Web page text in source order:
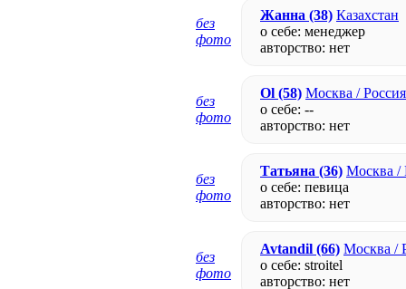
без
фото
Жанна (38) Казахстан
о себе: менеджер
авторство: нет
без
фото
Ol (58) Москва / Россия
о себе: --
авторство: нет
без
фото
Татьяна (36) Москва /
о себе: певица
авторство: нет
без
фото
Avtandil (66) Москва /
о себе: stroitel
авторство: нет